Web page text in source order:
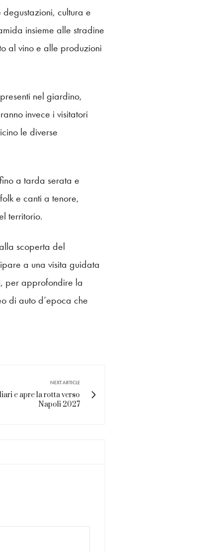
cultura e
insieme alle stradine
al vino e alle produzioni
nel giardino,
invece i visitatori
le diverse
a tarda serata e
e canti a tenore,
territorio.
scoperta del
a una visita guidata
per approfondire la
di auto d’epoca che
NEXT ARTICLE
e apre la rotta verso
Napoli 2027